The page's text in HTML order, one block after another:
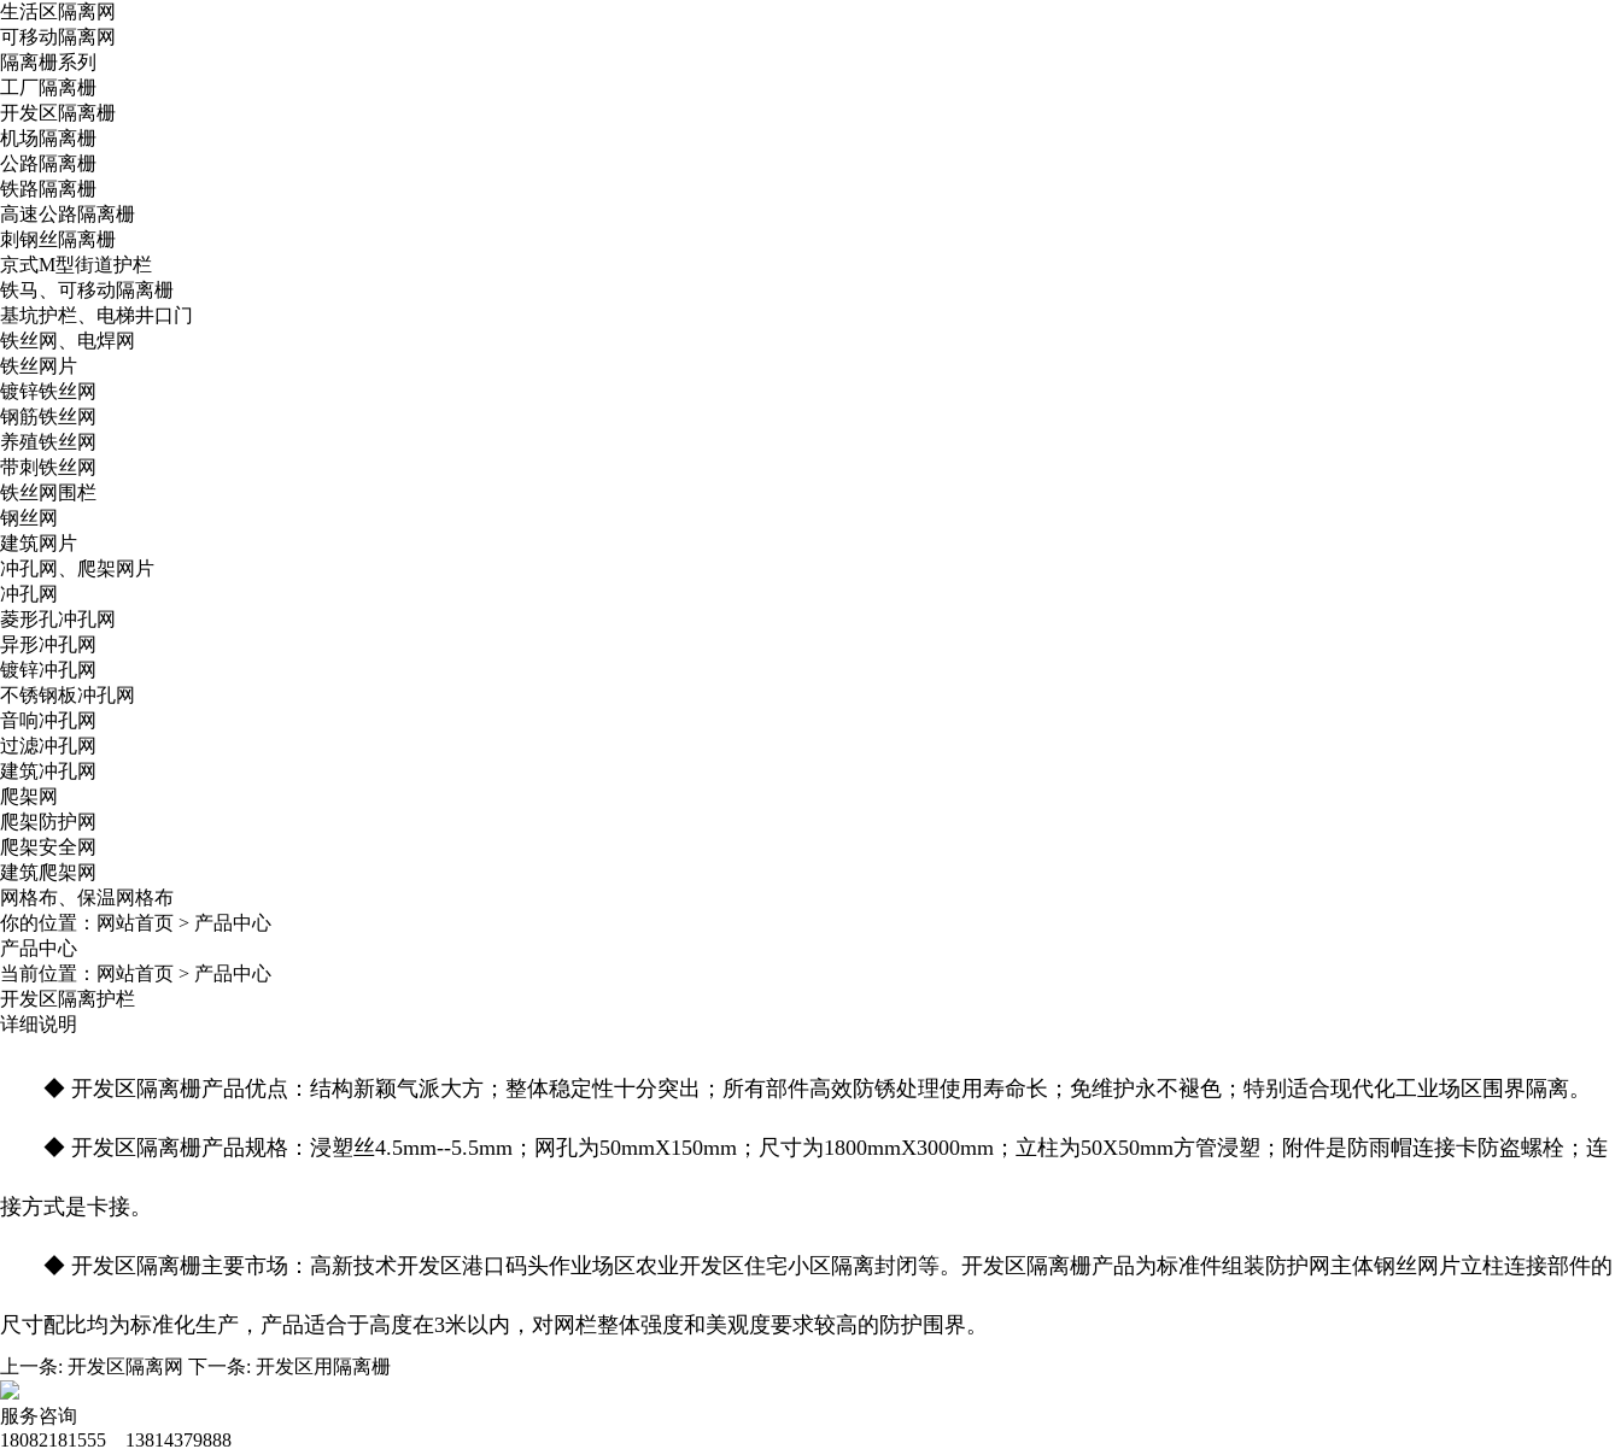
生活区隔离网
可移动隔离网
隔离栅系列
工厂隔离栅
开发区隔离栅
机场隔离栅
公路隔离栅
铁路隔离栅
高速公路隔离栅
刺钢丝隔离栅
京式M型街道护栏
铁马、可移动隔离栅
基坑护栏、电梯井口门
铁丝网、电焊网
铁丝网片
镀锌铁丝网
钢筋铁丝网
养殖铁丝网
带刺铁丝网
铁丝网围栏
钢丝网
建筑网片
冲孔网、爬架网片
冲孔网
菱形孔冲孔网
异形冲孔网
镀锌冲孔网
不锈钢板冲孔网
音响冲孔网
过滤冲孔网
建筑冲孔网
爬架网
爬架防护网
爬架安全网
建筑爬架网
网格布、保温网格布
你的位置： 网站首页 > 产品中心
产品中心
当前位置： 网站首页 > 产品中心
开发区隔离护栏
详细说明
◆ 开发区隔离栅产品优点：结构新颖气派大方；整体稳定性十分突出；所有部件高效防锈处理使用寿命长；免维护永不褪色；特别适合现代化工业场区围界隔离。
◆ 开发区隔离栅产品规格：浸塑丝4.5mm--5.5mm；网孔为50mmX150mm；尺寸为1800mmX3000mm；立柱为50X50mm方管浸塑；附件是防雨帽连接卡防盗螺栓；连
接方式是卡接。
◆ 开发区隔离栅主要市场：高新技术开发区港口码头作业场区农业开发区住宅小区隔离封闭等。开发区隔离栅产品为标准件组装防护网主体钢丝网片立柱连接部件的
尺寸配比均为标准化生产，产品适合于高度在3米以内，对网栏整体强度和美观度要求较高的防护围界。
上一条: 开发区隔离网 下一条: 开发区用隔离栅
服务咨询
18082181555 13814379888